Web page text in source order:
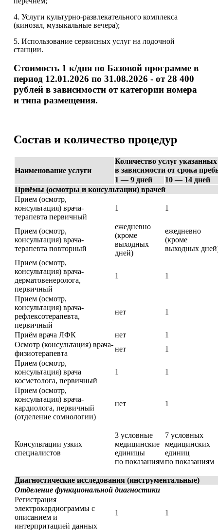
4. Услуги культурно-развлекательного комплекса
(кинозал, музыкальные вечера);
5. Использование сервисных услуг на лодочной
станции.
Стоимость 1 к/дня по Базовой программе в
период 12.01.2026 по 31.08.2026 - от 28 400
рублей в зависимости от категории номера
и типа размещения.
Состав и количество процедур
Наименование услуги
Количество услуг
в зависимости от срока
1 — 9 дней
10 — 14 дней
Приёмы (осмотры и консультации) врачей
Прием (осмотр,
консультация) врача-
терапевта первичный
1 1
Прием (осмотр,
консультация) врача-
терапевта повторный
ежедневно
(кроме
выходных
дней)
ежедневно
(кроме
выходных
Прием (осмотр,
консультация) врача-
дерматовенеролога,
первичный
1 1
Прием (осмотр,
консультация) врача-
рефлексотерапевта,
первичный
нет 1
Приём врача ЛФК нет
1
Осмотр (консультация) врача-
физиотерапевта
нет
1
Прием (осмотр,
консультация) врача
косметолога, первичный
1 1
Прием (осмотр,
консультация) врача-
кардиолога, первичный
(отделение сомнологии)
нет 1
Консультации узких
специалистов
3 условные
медицинские
единицы
по показаниям
7 условных
медицинских
единиц
по показаниям
Диагностические исследования (инструментальные)
Отделение функциональной диагностики
Регистрация
электрокардиограммы с
описанием и
интерпритацией данных
1 1